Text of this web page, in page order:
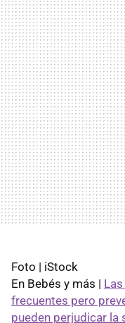
Foto | iStock
En Bebés y más |
frecuentes pero
pueden perjudicar la